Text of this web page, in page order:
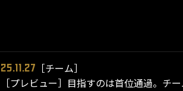
25.11.27
［チーム］
［プレビュー］目指すのは首位通過。チ